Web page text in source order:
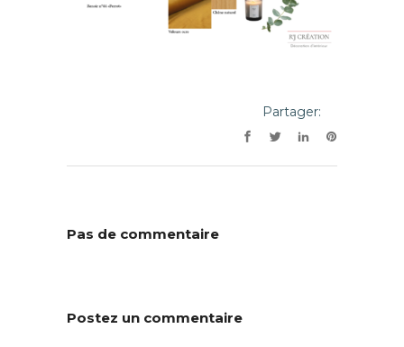
Partager:
Pas de commentaire
Postez un commentaire